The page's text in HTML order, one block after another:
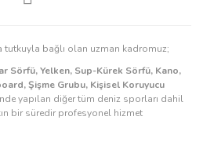
tutkuyla bağlı olan uzman kadromuz;
Sörfü, Yelken, Sup-Kürek Sörfü, Kano,
Şişme Grubu, Kişisel Koruyucu
yapılan diğer tüm deniz sporları dahil
bir süredir profesyonel hizmet